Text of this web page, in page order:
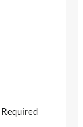
Required